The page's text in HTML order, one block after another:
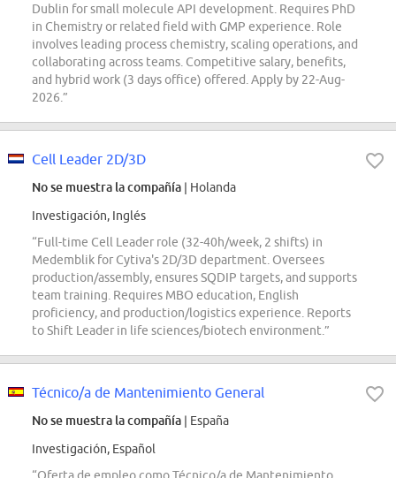
Dublin for small molecule API development. Requires PhD
in Chemistry or related field with GMP experience. Role
involves leading process chemistry, scaling operations, and
collaborating across teams. Competitive salary, benefits,
and hybrid work (3 days office) offered. Apply by 22-Aug-
2026.”
Cell Leader 2D/3D
No se muestra la compañía | Holanda
Investigación, Inglés
“Full-time Cell Leader role (32-40h/week, 2 shifts) in
Medemblik for Cytiva's 2D/3D department. Oversees
production/assembly, ensures SQDIP targets, and supports
team training. Requires MBO education, English
proficiency, and production/logistics experience. Reports
to Shift Leader in life sciences/biotech environment.”
Técnico/a de Mantenimiento General
No se muestra la compañía | España
Investigación, Español